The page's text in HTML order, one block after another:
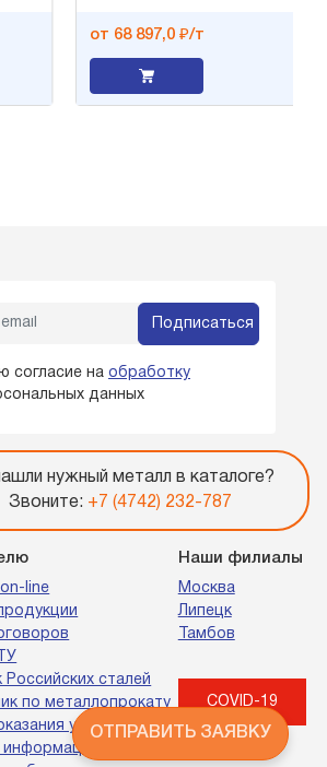
от 68 897,0 ₽/т
on-line
Российских сталей
по металлопрокату
услуг
информация
Наши филиалы
Москва
Липецк
Тамбов
COVID-19
Подписаться
согласие на обработку
данных
нужный металл в каталоге?
Звоните: +7 (4742) 232-787
ОТПРАВИТЬ ЗАЯВКУ